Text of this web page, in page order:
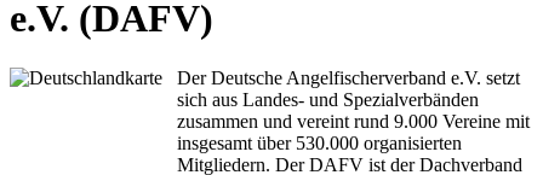
e.V. (DAFV)
Der Deutsche Angelfischerverband e.V. setzt
sich aus Landes- und Spezialverbänden
zusammen und vereint rund 9.000 Vereine mit
insgesamt über 530.000 organisierten
Mitgliedern. Der DAFV ist der Dachverband